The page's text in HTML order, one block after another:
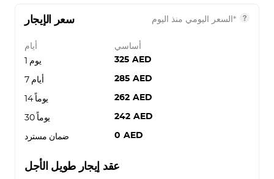
سعر الإيجار *السعر اليومي منذ اليوم
أيام
أساسي
يوم 1
325 AED
7 أيام 285 AED
14 يوماً 262 AED
30 يوماً 242 AED
ضمان مسترد 0 AED
عقد إيجار طويل الأجل